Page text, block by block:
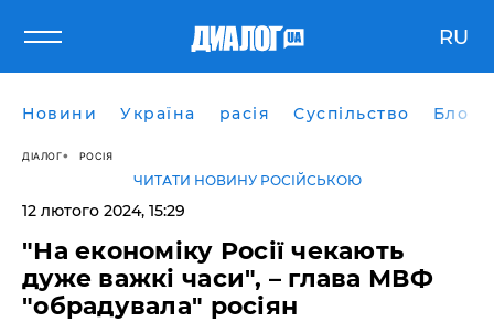
RU
Новини Україна расія Суспільство Блоги
ДІАЛОГ РОСІЯ
ЧИТАТИ НОВИНУ РОСІЙСЬКОЮ
12 лютого 2024, 15:29
"На економіку Росії чекають
дуже важкі часи", – глава МВФ
"обрадувала" росіян